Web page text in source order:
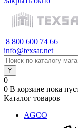
8 800 600 74 66
info@texsar.net
0
0 В корзине пока
Каталог товаров
AGCO